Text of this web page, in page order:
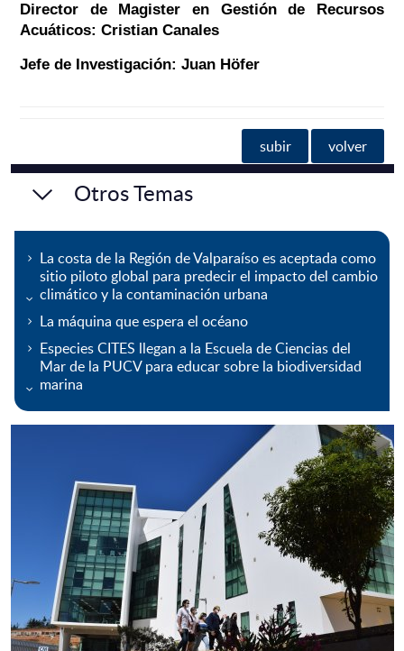
Director de Magister en Gestión de Recursos
Acuáticos: Cristian Canales
Jefe de Investigación: Juan Höfer
subir volver
Otros Temas
La costa de la Región de Valparaíso es aceptada como
sitio piloto global para predecir el impacto del cambio
climático y la contaminación urbana
La máquina que espera el océano
Especies CITES llegan a la Escuela de Ciencias del
Mar de la PUCV para educar sobre la biodiversidad
marina